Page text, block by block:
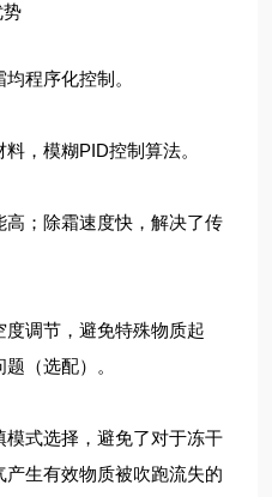
势
程序化控制。
，模糊PID控制算法。
；除霜速度快，解决了传
调节，避免特殊物质起
（选配）。
式选择，避免了对于冻干
生有效物质被吹跑流失的